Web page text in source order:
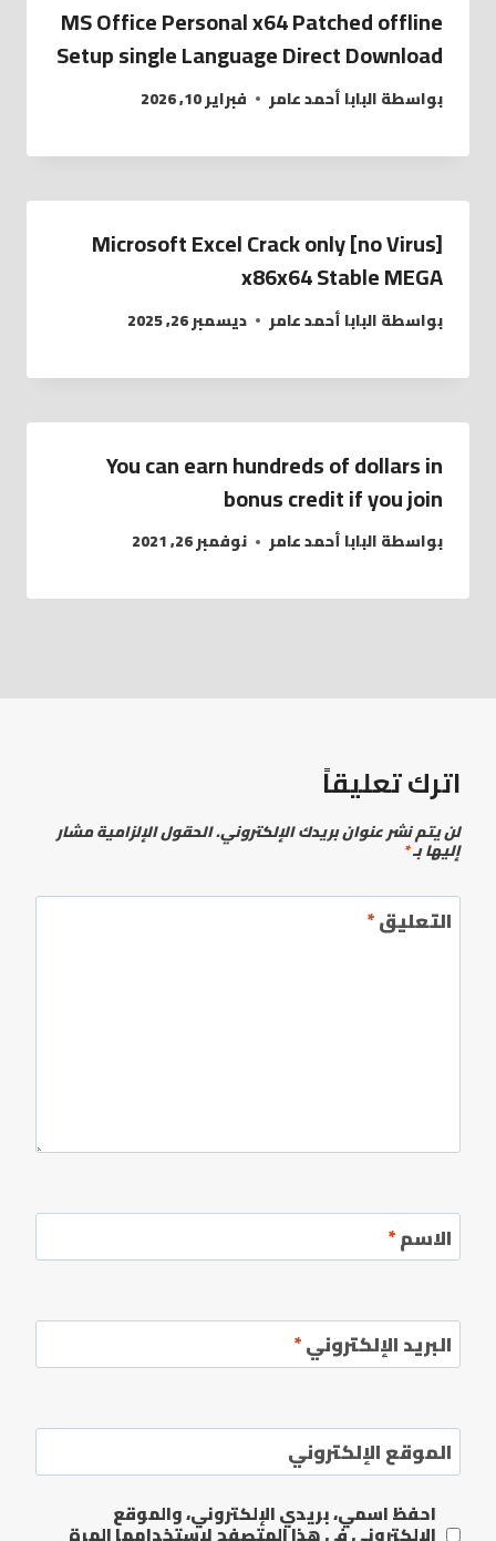
MS Office Personal x64 Patched offline
Setup single Language Direct Download
بواسطةالبابا أحمد عامر فبراير 10, 2026
Microsoft Excel Crack only [no Virus]
x86x64 Stable MEGA
بواسطةالبابا أحمد عامر ديسمبر 26, 2025
You can earn hundreds of dollars in
bonus credit if you join
بواسطةالبابا أحمد عامر نوفمبر 26, 2021
اترك تعليقاً
لن يتم نشر عنوان بريدك الإلكتروني.الحقول الإلزامية مشار
إليها بـ*
التعليق*
الاسم*
البريد الإلكتروني*
الموقع الإلكتروني
احفظ اسمي، بريدي الإلكتروني، والموقع